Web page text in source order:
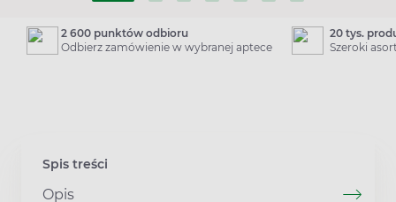
2 600 punktów odbioru
Odbierz zamówienie w wybranej aptece
20 tys.
Szeroki
Spis treści
Opis